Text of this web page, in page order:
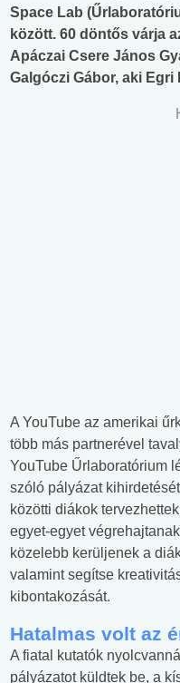
Space Lab
között. 60 döntős várja
Apáczai Csere János
Galgóczi Gábor, aki
A YouTube az amerikai
több más partnerével
YouTube Űrlaboratórium
szóló pályázat
közötti diákok
egyet-egyet
közelebb kerüljenek a
valamint segítse
kibontakozását.
Hatalmas volt az
A fiatal kutatók
pályázatot küldtek be, a